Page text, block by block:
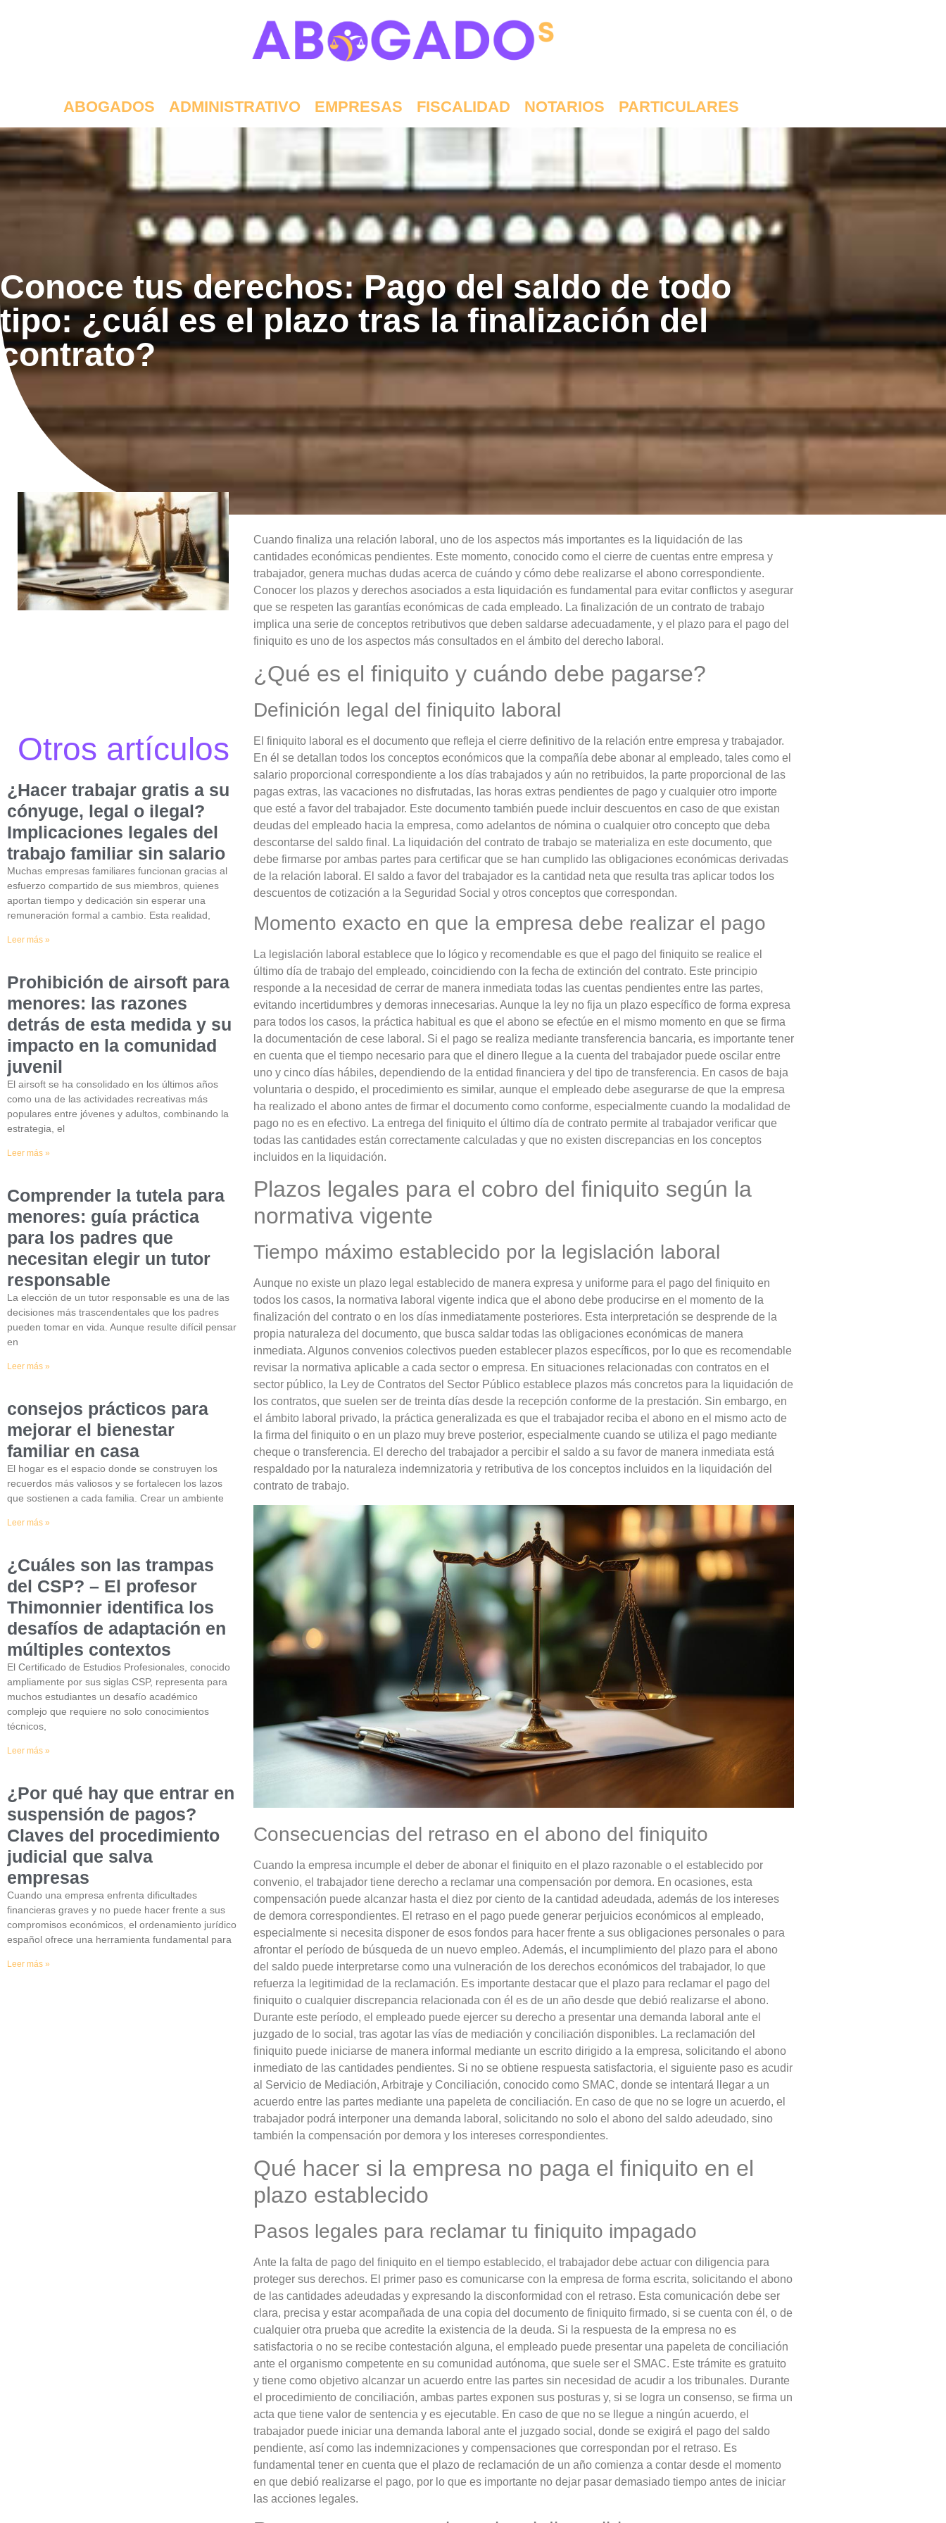
ABOGADOS ADMINISTRATIVO EMPRESAS FISCALIDAD NOTARIOS PARTICULARES
Conoce tus derechos: Pago del saldo de todo
tipo: ¿cuál es el plazo tras la finalización del
contrato?
Otros artículos
¿Hacer trabajar gratis a su
cónyuge, legal o ilegal?
Implicaciones legales del
trabajo familiar sin salario
Muchas empresas familiares funcionan gracias al
esfuerzo compartido de sus miembros, quienes
aportan tiempo y dedicación sin esperar una
remuneración formal a cambio. Esta realidad,
Leer más »
Prohibición de airsoft para
menores: las razones
detrás de esta medida y su
impacto en la comunidad
juvenil
El airsoft se ha consolidado en los últimos años
como una de las actividades recreativas más
populares entre jóvenes y adultos, combinando la
estrategia, el
Leer más »
Comprender la tutela para
menores: guía práctica
para los padres que
necesitan elegir un tutor
responsable
La elección de un tutor responsable es una de las
decisiones más trascendentales que los padres
pueden tomar en vida. Aunque resulte difícil pensar
en
Leer más »
consejos prácticos para
mejorar el bienestar
familiar en casa
El hogar es el espacio donde se construyen los
recuerdos más valiosos y se fortalecen los lazos
que sostienen a cada familia. Crear un ambiente
Leer más »
¿Cuáles son las trampas
del CSP? – El profesor
Thimonnier identifica los
desafíos de adaptación en
múltiples contextos
El Certificado de Estudios Profesionales, conocido
ampliamente por sus siglas CSP, representa para
muchos estudiantes un desafío académico
complejo que requiere no solo conocimientos
técnicos,
Leer más »
¿Por qué hay que entrar en
suspensión de pagos?
Claves del procedimiento
judicial que salva
empresas
Cuando una empresa enfrenta dificultades
financieras graves y no puede hacer frente a sus
compromisos económicos, el ordenamiento jurídico
español ofrece una herramienta fundamental para
Leer más »
Cuando finaliza una relación laboral, uno de los aspectos más importantes es la liquidación de las
cantidades económicas pendientes. Este momento, conocido como el cierre de cuentas entre empresa y
trabajador, genera muchas dudas acerca de cuándo y cómo debe realizarse el abono correspondiente.
Conocer los plazos y derechos asociados a esta liquidación es fundamental para evitar conflictos y asegurar
que se respeten las garantías económicas de cada empleado. La finalización de un contrato de trabajo
implica una serie de conceptos retributivos que deben saldarse adecuadamente, y el plazo para el pago del
finiquito es uno de los aspectos más consultados en el ámbito del derecho laboral.
¿Qué es el finiquito y cuándo debe pagarse?
Definición legal del finiquito laboral
El finiquito laboral es el documento que refleja el cierre definitivo de la relación entre empresa y trabajador.
En él se detallan todos los conceptos económicos que la compañía debe abonar al empleado, tales como el
salario proporcional correspondiente a los días trabajados y aún no retribuidos, la parte proporcional de las
pagas extras, las vacaciones no disfrutadas, las horas extras pendientes de pago y cualquier otro importe
que esté a favor del trabajador. Este documento también puede incluir descuentos en caso de que existan
deudas del empleado hacia la empresa, como adelantos de nómina o cualquier otro concepto que deba
descontarse del saldo final. La liquidación del contrato de trabajo se materializa en este documento, que
debe firmarse por ambas partes para certificar que se han cumplido las obligaciones económicas derivadas
de la relación laboral. El saldo a favor del trabajador es la cantidad neta que resulta tras aplicar todos los
descuentos de cotización a la Seguridad Social y otros conceptos que correspondan.
Momento exacto en que la empresa debe realizar el pago
La legislación laboral establece que lo lógico y recomendable es que el pago del finiquito se realice el
último día de trabajo del empleado, coincidiendo con la fecha de extinción del contrato. Este principio
responde a la necesidad de cerrar de manera inmediata todas las cuentas pendientes entre las partes,
evitando incertidumbres y demoras innecesarias. Aunque la ley no fija un plazo específico de forma expresa
para todos los casos, la práctica habitual es que el abono se efectúe en el mismo momento en que se firma
la documentación de cese laboral. Si el pago se realiza mediante transferencia bancaria, es importante tener
en cuenta que el tiempo necesario para que el dinero llegue a la cuenta del trabajador puede oscilar entre
uno y cinco días hábiles, dependiendo de la entidad financiera y del tipo de transferencia. En casos de baja
voluntaria o despido, el procedimiento es similar, aunque el empleado debe asegurarse de que la empresa
ha realizado el abono antes de firmar el documento como conforme, especialmente cuando la modalidad de
pago no es en efectivo. La entrega del finiquito el último día de contrato permite al trabajador verificar que
todas las cantidades están correctamente calculadas y que no existen discrepancias en los conceptos
incluidos en la liquidación.
Plazos legales para el cobro del finiquito según la
normativa vigente
Tiempo máximo establecido por la legislación laboral
Aunque no existe un plazo legal establecido de manera expresa y uniforme para el pago del finiquito en
todos los casos, la normativa laboral vigente indica que el abono debe producirse en el momento de la
finalización del contrato o en los días inmediatamente posteriores. Esta interpretación se desprende de la
propia naturaleza del documento, que busca saldar todas las obligaciones económicas de manera
inmediata. Algunos convenios colectivos pueden establecer plazos específicos, por lo que es recomendable
revisar la normativa aplicable a cada sector o empresa. En situaciones relacionadas con contratos en el
sector público, la Ley de Contratos del Sector Público establece plazos más concretos para la liquidación de
los contratos, que suelen ser de treinta días desde la recepción conforme de la prestación. Sin embargo, en
el ámbito laboral privado, la práctica generalizada es que el trabajador reciba el abono en el mismo acto de
la firma del finiquito o en un plazo muy breve posterior, especialmente cuando se utiliza el pago mediante
cheque o transferencia. El derecho del trabajador a percibir el saldo a su favor de manera inmediata está
respaldado por la naturaleza indemnizatoria y retributiva de los conceptos incluidos en la liquidación del
contrato de trabajo.
Consecuencias del retraso en el abono del finiquito
Cuando la empresa incumple el deber de abonar el finiquito en el plazo razonable o el establecido por
convenio, el trabajador tiene derecho a reclamar una compensación por demora. En ocasiones, esta
compensación puede alcanzar hasta el diez por ciento de la cantidad adeudada, además de los intereses
de demora correspondientes. El retraso en el pago puede generar perjuicios económicos al empleado,
especialmente si necesita disponer de esos fondos para hacer frente a sus obligaciones personales o para
afrontar el período de búsqueda de un nuevo empleo. Además, el incumplimiento del plazo para el abono
del saldo puede interpretarse como una vulneración de los derechos económicos del trabajador, lo que
refuerza la legitimidad de la reclamación. Es importante destacar que el plazo para reclamar el pago del
finiquito o cualquier discrepancia relacionada con él es de un año desde que debió realizarse el abono.
Durante este período, el empleado puede ejercer su derecho a presentar una demanda laboral ante el
juzgado de lo social, tras agotar las vías de mediación y conciliación disponibles. La reclamación del
finiquito puede iniciarse de manera informal mediante un escrito dirigido a la empresa, solicitando el abono
inmediato de las cantidades pendientes. Si no se obtiene respuesta satisfactoria, el siguiente paso es acudir
al Servicio de Mediación, Arbitraje y Conciliación, conocido como SMAC, donde se intentará llegar a un
acuerdo entre las partes mediante una papeleta de conciliación. En caso de que no se logre un acuerdo, el
trabajador podrá interponer una demanda laboral, solicitando no solo el abono del saldo adeudado, sino
también la compensación por demora y los intereses correspondientes.
Qué hacer si la empresa no paga el finiquito en el
plazo establecido
Pasos legales para reclamar tu finiquito impagado
Ante la falta de pago del finiquito en el tiempo establecido, el trabajador debe actuar con diligencia para
proteger sus derechos. El primer paso es comunicarse con la empresa de forma escrita, solicitando el abono
de las cantidades adeudadas y expresando la disconformidad con el retraso. Esta comunicación debe ser
clara, precisa y estar acompañada de una copia del documento de finiquito firmado, si se cuenta con él, o de
cualquier otra prueba que acredite la existencia de la deuda. Si la respuesta de la empresa no es
satisfactoria o no se recibe contestación alguna, el empleado puede presentar una papeleta de conciliación
ante el organismo competente en su comunidad autónoma, que suele ser el SMAC. Este trámite es gratuito
y tiene como objetivo alcanzar un acuerdo entre las partes sin necesidad de acudir a los tribunales. Durante
el procedimiento de conciliación, ambas partes exponen sus posturas y, si se logra un consenso, se firma un
acta que tiene valor de sentencia y es ejecutable. En caso de que no se llegue a ningún acuerdo, el
trabajador puede iniciar una demanda laboral ante el juzgado social, donde se exigirá el pago del saldo
pendiente, así como las indemnizaciones y compensaciones que correspondan por el retraso. Es
fundamental tener en cuenta que el plazo de reclamación de un año comienza a contar desde el momento
en que debió realizarse el pago, por lo que es importante no dejar pasar demasiado tiempo antes de iniciar
las acciones legales.